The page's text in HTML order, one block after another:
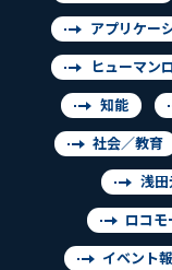
アプリケー
ヒューマン
知能
社会／教育
浅田
ロコモ
イベント